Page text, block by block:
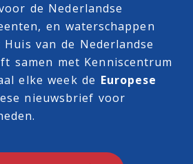
de Nederlandse
en waterschappen
van de Nederlandse
samen met Kenniscentrum
elke week de Europese
nieuwsbrief voor